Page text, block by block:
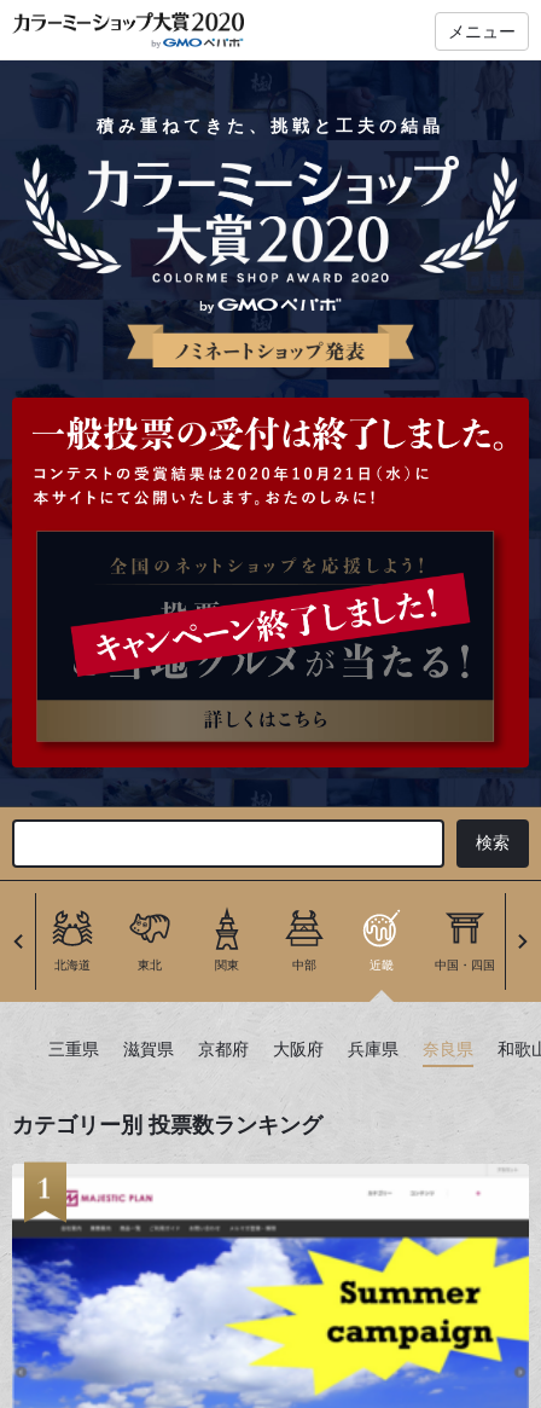
メニュー
積み重ねてきた、挑戦と工夫の結晶
北海道 東北 関東 中部 近畿 中国・四国
三重県 滋賀県 京都府 大阪府 兵庫県 奈良県 和歌
カテゴリー別 投票数ランキング